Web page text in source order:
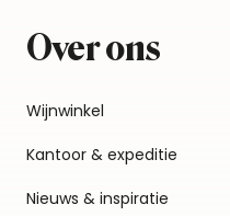
Over ons
Wijnwinkel
Kantoor & expeditie
Nieuws & inspiratie